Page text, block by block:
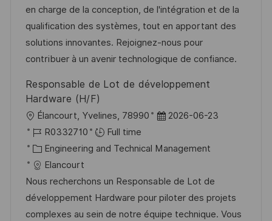
n
a
t
e
o
r
y
en charge de la conception, de l'intégration et de la
qualification des systèmes, tout en apportant des
solutions innovantes. Rejoignez-nous pour
contribuer à un avenir technologique de confiance.
Responsable de Lot de développement
Hardware (H/F)
L
o
c
a
t
i
o
Élancourt, Yvelines, 78990
P
s
e
d
D
2026-06-23
J
o
b
I
d
R0332710
Full time
C
a
t
e
g
Engineering and Technical Management
Elancourt
Nous recherchons un Responsable de Lot de
développement Hardware pour piloter des projets
complexes au sein de notre équipe technique. Vous